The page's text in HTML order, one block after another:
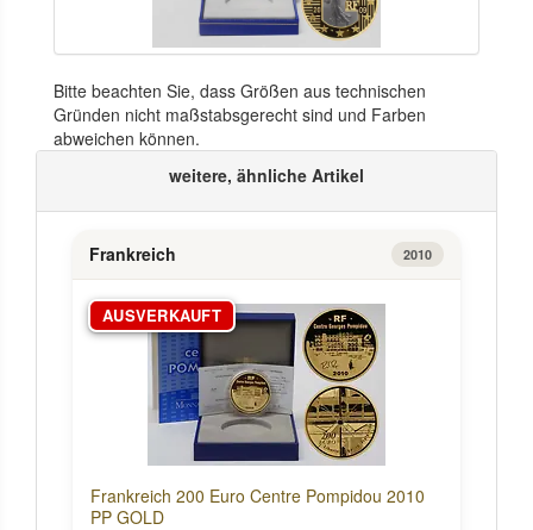
Bitte beachten Sie, dass Größen aus technischen
Gründen nicht maßstabsgerecht sind und Farben
abweichen können.
weitere, ähnliche Artikel
Frankreich 2010
AUSVERKAUFT
Frankreich 200 Euro Centre Pompidou 2010
PP GOLD